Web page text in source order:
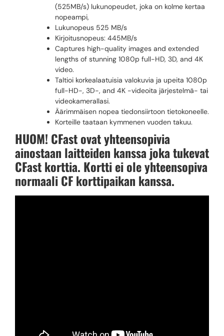
(525MB/s) lukunopeudet, joka on kolme kertaa
nopeampi,
Lukunopeus 525 MB/s
Kirjoitusnopeus: 445MB/s
Captures high-quality images and extended
lengths of stunning 1080p full-HD, 3D, and 4K
video.
Taltioi korkealaatuisia valokuvia ja upeita 1080p
full-HD-, 3D-, and 4K -videoita järjestelmä- tai
videokamerallasi.
Äärimmäisen nopea tiedonsiirtoon tietokoneelle.
Korteille taataan kymmenen vuoden takuu.
HUOM! CFast ovat yhteensopivia
ainostaan laitteiden kanssa joka tukevat
CFast korttia. Kortti ei ole yhteensopiva
normaali CF korttipaikan kanssa.